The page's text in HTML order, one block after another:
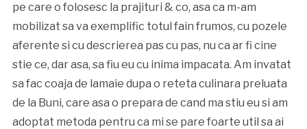
pe care o folosesc la prajituri & co, asa ca m-am
mobilizat sa va exemplific totul fain frumos, cu pozele
aferente si cu descrierea pas cu pas, nu ca ar fi cine
stie ce, dar asa, sa fiu eu cu inima impacata. Am invatat
sa fac coaja de lamaie dupa o reteta culinara preluata
de la Buni, care asa o prepara de cand ma stiu eu si am
adoptat metoda pentru ca mi se pare foarte util sa ai